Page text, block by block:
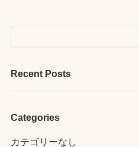
Recent Posts
Categories
カテゴリーなし